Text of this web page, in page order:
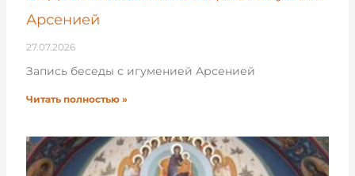
Арсенией
27.07.2026
Запись беседы с игуменией Арсенией
Читать полностью »